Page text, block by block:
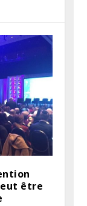
être